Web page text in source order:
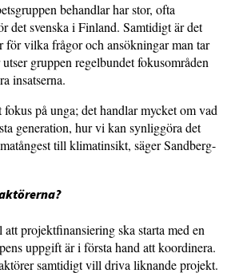
behandlar har stor, ofta
det svenska i Finland. Samtidigt är det
vilka frågor och ansökningar man tar
gruppen regelbundet fokusområden
insatserna.
fokus på unga; det handlar mycket om vad
generation, hur vi kan synliggöra det
till klimatinsikt, säger Sandberg-
projektfinansiering ska starta med en
uppgift är i första hand att koordinera.
samtidigt vill driva liknande projekt.